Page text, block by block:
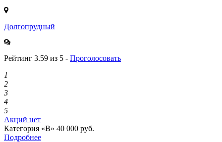
Долгопрудный
Рейтинг 3.59 из 5 - Проголосовать
1
2
3
4
5
Акций нет
Категория «B» 40 000 руб.
Подробнее